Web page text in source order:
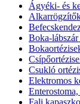
Ágyéki- és
Boka-
Csukló
Elektromos